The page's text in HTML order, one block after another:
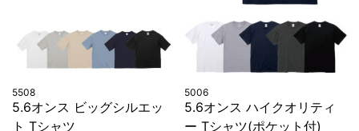
5508
5.6オンス ビッグシルエッ
ト Tシャツ
5006
5.6オンス ハイクオリティ
ー Tシャツ(ポケット付)